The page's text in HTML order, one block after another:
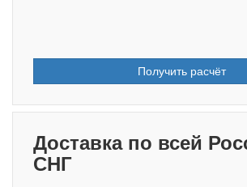
Получить расчёт
Доставка по всей
СНГ